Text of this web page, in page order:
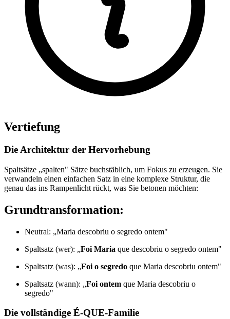
Vertiefung
Die Architektur der Hervorhebung
Spaltsätze „spalten" Sätze buchstäblich, um Fokus zu erzeugen. Sie
verwandeln einen einfachen Satz in eine komplexe Struktur, die
genau das ins Rampenlicht rückt, was Sie betonen möchten:
Grundtransformation:
Neutral: „Maria descobriu o segredo ontem"
Spaltsatz (wer): „Foi Maria que descobriu o segredo ontem"
Spaltsatz (was): „Foi o segredo que Maria descobriu ontem"
Spaltsatz (wann): „Foi ontem que Maria descobriu o
segredo"
Die vollständige É-QUE-Familie